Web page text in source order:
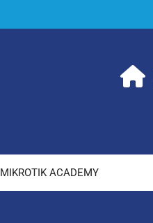
MIKROTIK ACADEMY